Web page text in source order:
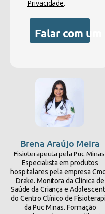
Privacidade.
Falar com
Brena Araújo Meira
Fisioterapeuta pela Puc Minas.
Especialista em produtos
hospitalares pela empresa
Drake. Monitora da Clínica de
Saúde da Criança e
do Centro Clínico de
da Puc Minas. Formação